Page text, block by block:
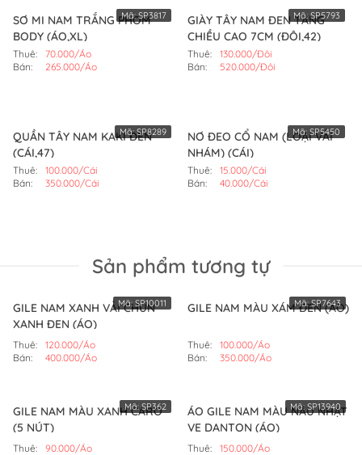
SƠ MI NAM TRẮNG PHOM
BODY (ÁO,XL)
Thuê:
70.000/Áo
Bán:
265.000/Áo
Mã:SP3817
GIÀY TÂY NAM ĐEN TĂNG
CHIỀU CAO 7CM (ĐÔI,42)
Thuê:
130.000/Đôi
Bán:
520.000/Đôi
Mã:SP5793
QUẦN TÂY NAM KAKI ĐEN
(CÁI,47)
Thuê:
100.000/Cái
Bán:
350.000/Cái
Mã:SP8289
NƠ ĐEO CỔ NAM (LOẠI VẢI
NHÁM) (CÁI)
Thuê:
15.000/Cái
Bán:
40.000/Cái
Mã:SP5450
Sản phẩm tương tự
GILE NAM XANH VẢI CHUN
XANH ĐEN (ÁO)
Thuê:
120.000/Áo
Bán:
400.000/Áo
Mã:SP10011 GILE NAM MÀU XÁM ĐEN (ÁO)
Thuê:
100.000/Áo
Bán:
350.000/Áo
Mã:SP7643
GILE NAM MÀU XANH CARO
(5 NÚT)
Thuê:
90.000/Áo
Mã:SP362
ÁO GILE NAM MÀU NÂU NHẠT
VE DANTON (ÁO)
Thuê:
150.000/Áo
Mã: SP13940